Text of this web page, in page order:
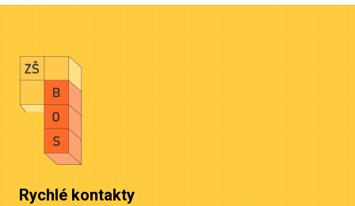
Rychlé kontakty